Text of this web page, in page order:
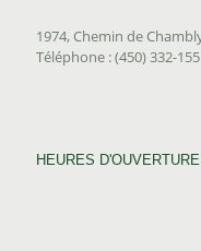
1974, Chemin de
Téléphone : (450) 332-
HEURES D'OUVERTURE